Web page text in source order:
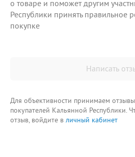
о товаре и поможет другим
Республики принять правильное
покупке
Написать
Для объективности принимаем
покупателей Кальянной Республики.
отзыв, войдите в личный кабинет